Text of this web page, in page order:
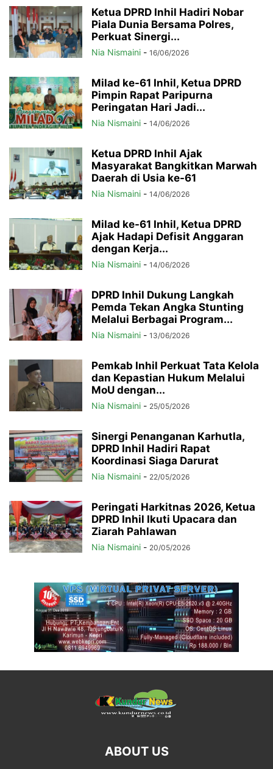
Ketua DPRD Inhil Hadiri Nobar
Piala Dunia Bersama Polres,
Perkuat Sinergi...
Nia Nismaini - 16/06/2026
Milad ke-61 Inhil, Ketua DPRD
Pimpin Rapat Paripurna
Peringatan Hari Jadi...
Nia Nismaini - 14/06/2026
Ketua DPRD Inhil Ajak
Masyarakat Bangkitkan Marwah
Daerah di Usia ke-61
Nia Nismaini - 14/06/2026
Milad ke-61 Inhil, Ketua DPRD
Ajak Hadapi Defisit Anggaran
dengan Kerja...
Nia Nismaini - 14/06/2026
DPRD Inhil Dukung Langkah
Pemda Tekan Angka Stunting
Melalui Berbagai Program...
Nia Nismaini - 13/06/2026
Pemkab Inhil Perkuat Tata Kelola
dan Kepastian Hukum Melalui
MoU dengan...
Nia Nismaini - 25/05/2026
Sinergi Penanganan Karhutla,
DPRD Inhil Hadiri Rapat
Koordinasi Siaga Darurat
Nia Nismaini - 22/05/2026
Peringati Harkitnas 2026, Ketua
DPRD Inhil Ikuti Upacara dan
Ziarah Pahlawan
Nia Nismaini - 20/05/2026
ABOUT US